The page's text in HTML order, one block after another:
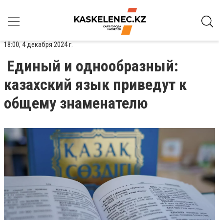
18:00, 4 декабря 2024 г.
Единый и однообразный:
казахский язык приведут к
общему знаменателю